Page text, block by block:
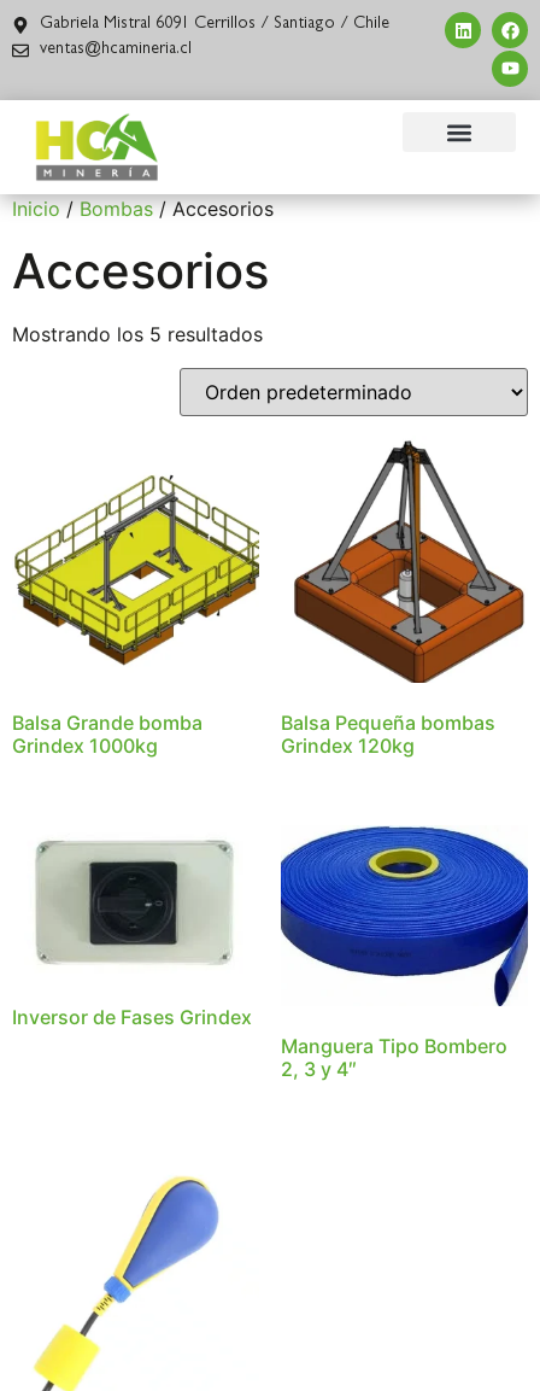
Gabriela Mistral 6091 Cerrillos / Santiago / Chile
ventas@hcamineria.cl
Inicio/Bombas/ Accesorios
Accesorios
Mostrando los 5 resultados
Balsa Grande bomba
Grindex 1000kg
Balsa Pequeña bombas
Grindex 120kg
Inversor de Fases Grindex
Manguera Tipo Bombero
2, 3 y 4″